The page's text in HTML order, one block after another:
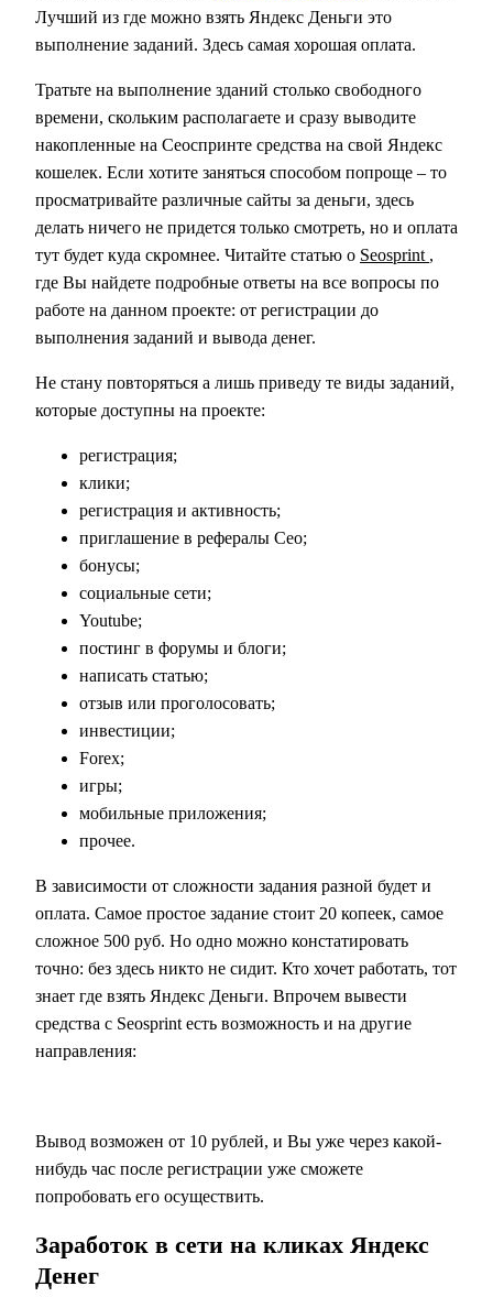
Лучший из где можно взять Яндекс Деньги это
выполнение заданий. Здесь самая хорошая оплата.
Тратьте на выполнение зданий столько свободного
времени, скольким располагаете и сразу выводите
накопленные на Сеоспринте средства на свой Яндекс
кошелек. Если хотите заняться способом попроще – то
просматривайте различные сайты за деньги, здесь
делать ничего не придется только смотреть, но и оплата
тут будет куда скромнее. Читайте статью о Seosprint ,
где Вы найдете подробные ответы на все вопросы по
работе на данном проекте: от регистрации до
выполнения заданий и вывода денег.
Не стану повторяться а лишь приведу те виды заданий,
которые доступны на проекте:
регистрация;
клики;
регистрация и активность;
приглашение в рефералы Сео;
бонусы;
социальные сети;
Youtube;
постинг в форумы и блоги;
написать статью;
отзыв или проголосовать;
инвестиции;
Forex;
игры;
мобильные приложения;
прочее.
В зависимости от сложности задания разной будет и
оплата. Самое простое задание стоит 20 копеек, самое
сложное 500 руб. Но одно можно констатировать
точно: без здесь никто не сидит. Кто хочет работать, тот
знает где взять Яндекс Деньги. Впрочем вывести
средства с Seosprint есть возможность и на другие
направления:
Вывод возможен от 10 рублей, и Вы уже через какой-
нибудь час после регистрации уже сможете
попробовать его осуществить.
Заработок в сети на кликах Яндекс
Денег